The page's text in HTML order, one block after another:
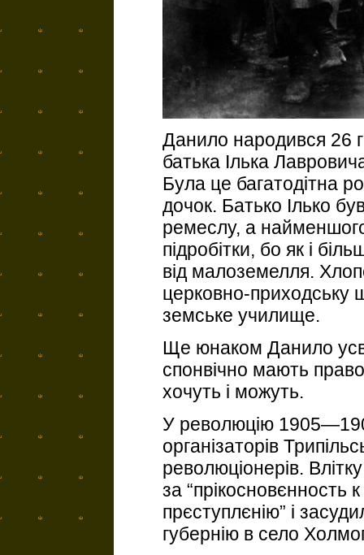
Данило народився 26
батька Ілька
Була це багатодітна
дочок. Батько Ілько
ремеслу, а
підробітки, бо як і
від малоземелля.
церковно-приходську
земське училище.
Ще юнаком Данило
спонвічно мають
хочуть і можуть.
У революцію
організаторів
революціонерів.
за “прікосновєнность
прєступлєнію” і
губернію в село